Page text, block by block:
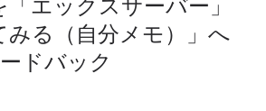
る（自分メモ）
」へ
ドバック